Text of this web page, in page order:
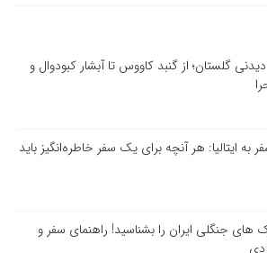
دیدنی گلستان؛ از گنبد کاووس تا آبشار کبودوال و
به ایتالیا: هر آنچه برای یک سفر خاطره‌انگیز باید
های جنگلی ایران را بشناسید! راهنمای سفر و